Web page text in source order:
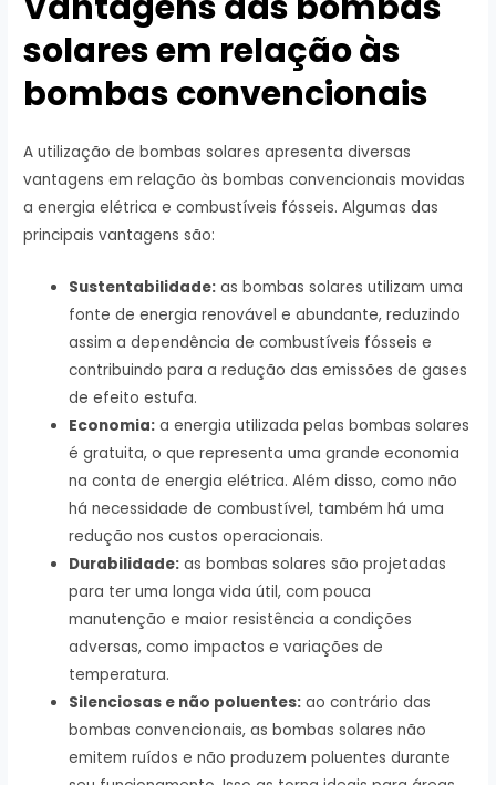
solares em relação às
bombas convencionais
A utilização de bombas solares apresenta diversas
vantagens em relação às bombas convencionais movidas
a energia elétrica e combustíveis fósseis. Algumas das
principais vantagens são:
Sustentabilidade: as bombas solares utilizam uma
fonte de energia renovável e abundante, reduzindo
assim a dependência de combustíveis fósseis e
contribuindo para a redução das emissões de gases
de efeito estufa.
Economia: a energia utilizada pelas bombas solares
é gratuita, o que representa uma grande economia
na conta de energia elétrica. Além disso, como não
há necessidade de combustível, também há uma
redução nos custos operacionais.
Durabilidade: as bombas solares são projetadas
para ter uma longa vida útil, com pouca
manutenção e maior resistência a condições
adversas, como impactos e variações de
temperatura.
Silenciosas e não poluentes: ao contrário das
bombas convencionais, as bombas solares não
emitem ruídos e não produzem poluentes durante